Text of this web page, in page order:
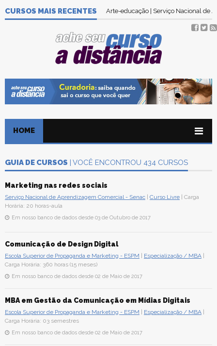
CURSOS MAIS RECENTES Arte-educação | Serviço Nacional de
HOME
GUIA DE CURSOS | VOCÊ ENCONTROU 434 CURSOS
Marketing nas redes sociais
Serviço Nacional de Aprendizagem Comercial - Senac Curso Livre | Carga
Horária: 20 horas-aula
Em nosso banco de dados desde 03 de Outubro de 2017
Comunicação de Design Digital
Escola Superior de Propaganda e Marketing - ESPM Especialização / MBA
Carga Horária: 360 horas (15 meses)
Em nosso banco de dados desde 02 de Maio de 2017
MBA em Gestão da Comunicação em Mídias Digitais
Escola Superior de Propaganda e Marketing - ESPM Especialização / MBA
Carga Horária: 03 semestres
Em nosso banco de dados desde 02 de Maio de 2017